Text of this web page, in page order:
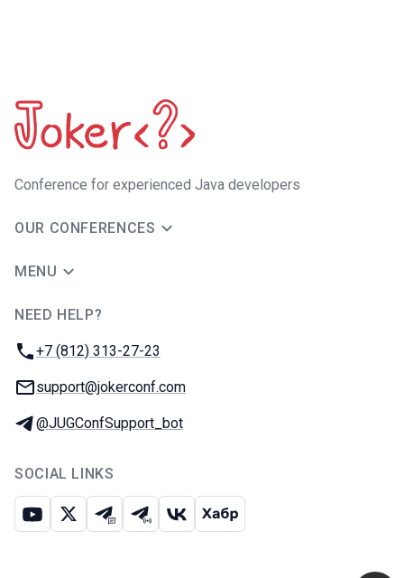
Сonference for experienced Java developers
OUR CONFERENCES
MENU
NEED HELP?
Phone:
+7 (812) 313-27-23
Email:
support@jokerconf.com
Telegram:
@JUGConfSupport_bot
SOCIAL LINKS
Youtube
X Telegram chat
Telegram channel
VK Habr